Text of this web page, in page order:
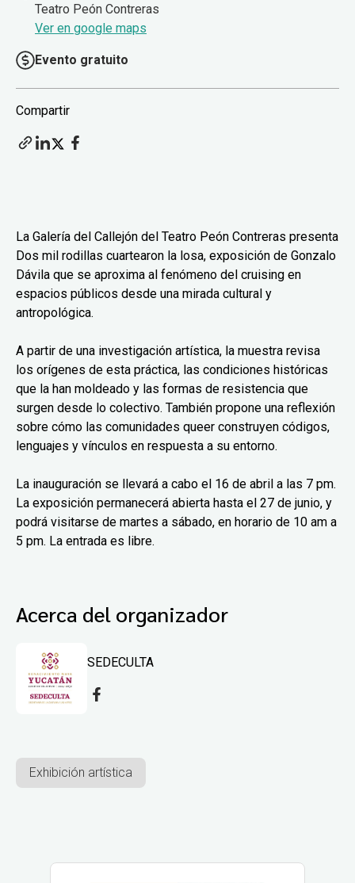
Teatro Peón Contreras
Ver en google maps
Evento gratuito
Compartir
La Galería del Callejón del Teatro Peón Contreras presenta
Dos mil rodillas cuartearon la losa, exposición de Gonzalo
Dávila que se aproxima al fenómeno del cruising en
espacios públicos desde una mirada cultural y
antropológica.
A partir de una investigación artística, la muestra revisa
los orígenes de esta práctica, las condiciones históricas
que la han moldeado y las formas de resistencia que
surgen desde lo colectivo. También propone una reflexión
sobre cómo las comunidades queer construyen códigos,
lenguajes y vínculos en respuesta a su entorno.
La inauguración se llevará a cabo el 16 de abril a las 7 pm.
La exposición permanecerá abierta hasta el 27 de junio, y
podrá visitarse de martes a sábado, en horario de 10 am a
5 pm. La entrada es libre.
Acerca del organizador
SEDECULTA
Exhibición artística